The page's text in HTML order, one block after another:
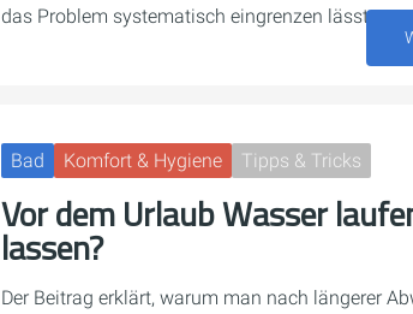
das Problem systematisch eingrenzen lässt.
Bad Komfort & Hygiene Tipps & Tricks
Vor dem Urlaub Wasser
lassen?
Der Beitrag erklärt, warum man nach längerer